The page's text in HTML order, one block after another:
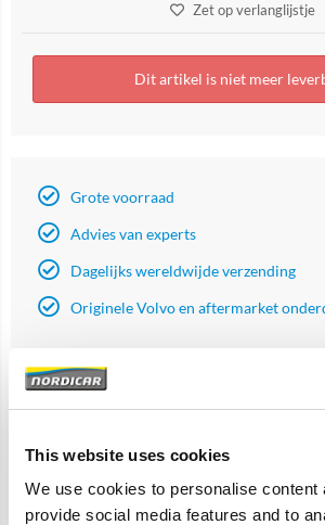
This website uses cookies
We use cookies to personalise content
provide social media features and to
Zet op verlanglijstje
Dit artikel is niet meer
Grote voorraad
Advies van experts
Dagelijks wereldwijde verzending
Originele Volvo en aftermarket
Artikelomschrijving
Geen artikelinformatie beschikbaar.